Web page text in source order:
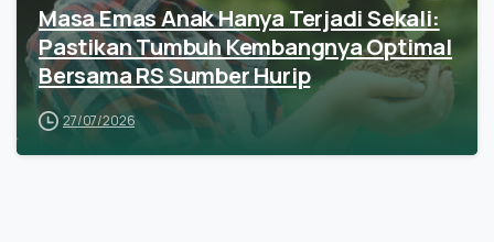
Masa Emas Anak Hanya Terjadi Sekali:
Pastikan Tumbuh Kembangnya Optimal
Bersama RS Sumber Hurip
27/07/2026